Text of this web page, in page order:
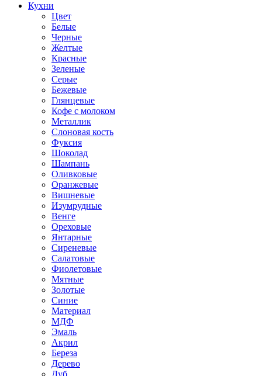
Кухни
Цвет
Белые
Черные
Желтые
Красные
Зеленые
Серые
Бежевые
Глянцевые
Кофе с молоком
Металлик
Слоновая кость
Фуксия
Шоколад
Шампань
Оливковые
Оранжевые
Вишневые
Изумрудные
Венге
Ореховые
Янтарные
Сиреневые
Салатовые
Фиолетовые
Мятные
Золотые
Синие
Материал
МДФ
Эмаль
Акрил
Береза
Дерево
Дуб